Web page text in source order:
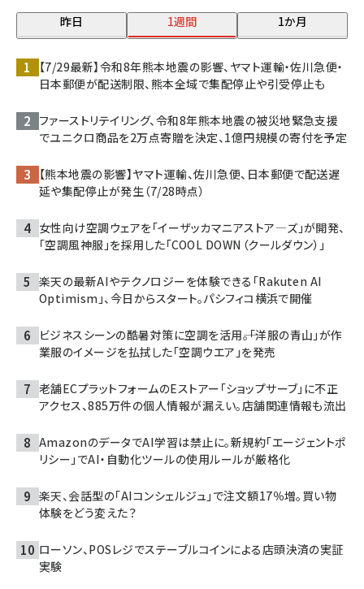
昨日 1週間 1か月
【7/29最新】令和8年熊本地震の影響、ヤマト運輸・佐川急便・
日本郵便が配送制限、熊本全域で集配停止や引受停止も
ファーストリテイリング、令和8年熊本地震の被災地緊急支援
でユニクロ商品を2万点寄贈を決定、1億円規模の寄付を予定
【熊本地震の影響】ヤマト運輸、佐川急便、日本郵便で配送遅
延や集配停止が発生（7/28時点）
女性向け空調ウェアを「イーザッカマニアストア―ズ」が開発、
「空調風神服」を採用した「COOL DOWN（クールダウン）」
楽天の最新AIやテクノロジーを体験できる「Rakuten AI
Optimism」、今日からスタート。パシフィコ横浜で開催
ビジネスシーンの酷暑対策に空調を活用――。「洋服の青山」が作
業服のイメージを払拭した「空調ウエア」を発売
老舗ECプラットフォームのEストアー「ショップサーブ」に不正
アクセス、885万件の個人情報が漏えい。店舗関連情報も流出
AmazonのデータでAI学習は禁止に。新規約「エージェントポ
リシー」でAI・自動化ツールの使用ルールが厳格化
楽天、会話型の「AIコンシェルジュ」で注文額17％増。買い物
体験をどう変えた？
ローソン、POSレジでステーブルコインによる店頭決済の実証
実験